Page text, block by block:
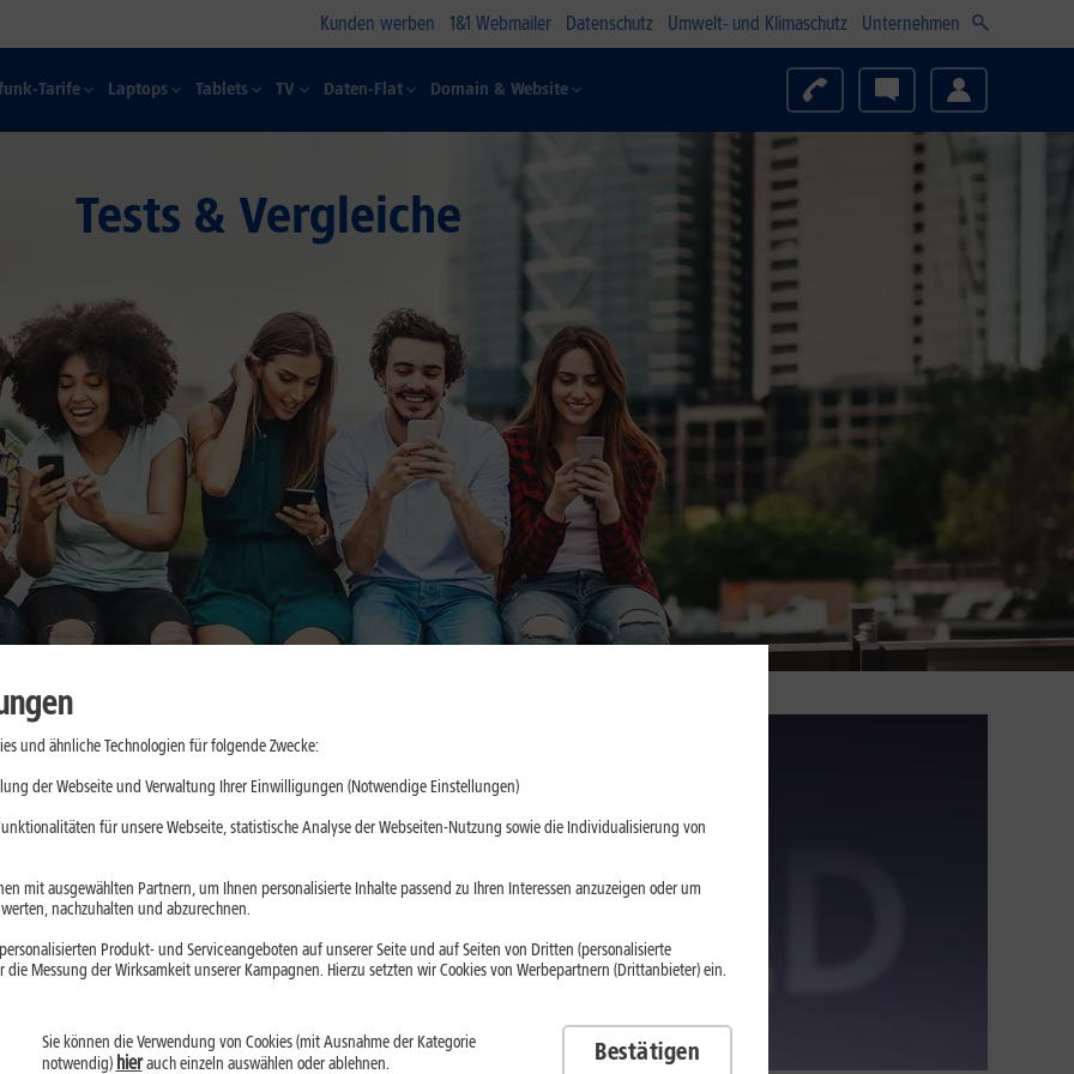
Kunden werben 1&1 Webmailer Datenschutz Umwelt- und Klimaschutz Unternehmen
Tarife Laptops Tablets TV Daten-Flat Domain & Website
Tests & Vergleiche
sich
hat
Akku: Das Galaxy
Vorgänger. Wir
Neuerungen im
und ähnliche Technologien für folgende Zwecke:
der Webseite und Verwaltung Ihrer Einwilligungen (Notwendige Einstellungen)
für unsere Webseite, statistische Analyse der Webseiten-Nutzung sowie die Individualisierung von
mit ausgewählten Partnern, um Ihnen personalisierte Inhalte passend zu Ihren Interessen anzuzeigen oder um
nachzuhalten und abzurechnen.
Produkt- und Serviceangeboten auf unserer Seite und auf Seiten von Dritten (personalisierte
Messung der Wirksamkeit unserer Kampagnen. Hierzu setzten wir Cookies von Werbepartnern (Drittanbieter) ein.
Sie können die Verwendung von Cookies (mit Ausnahme der Kategorie
notwendig) hierauch einzeln auswählen oder ablehnen. Bestätigen